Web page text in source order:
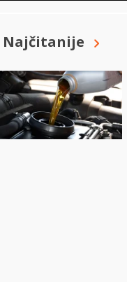
Najčitanije